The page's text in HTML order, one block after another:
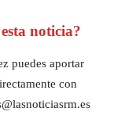
noticia?
puedes aportar
con